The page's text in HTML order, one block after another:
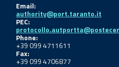
Email:
authority@port.taranto.it
PEC:
Phone:
+39 099 4711611
Fax:
+39 099 4706877